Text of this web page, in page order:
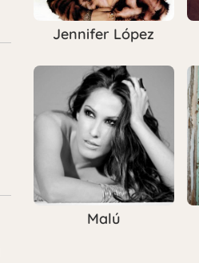
Jennifer López
Malú